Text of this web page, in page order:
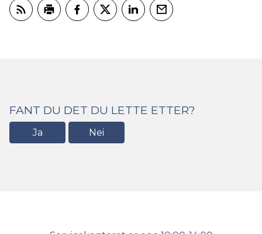
FANT DU DET DU LETTE ETTER?
Ja Nei